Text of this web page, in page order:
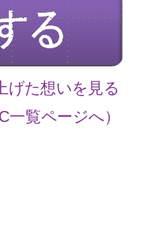
げた想いを見る
覧ページへ）